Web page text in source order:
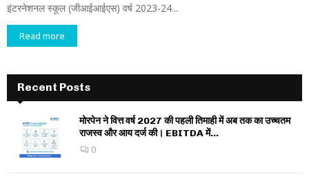
इंटरनेशनल स्कूल (जीआईआईएस) वर्ष 2023-24...
Read more
Recent Posts
मोरपेन ने वित्त वर्ष 2027 की पहली तिमाही में अब तक का उच्चतम
राजस्व और आय दर्ज की। EBITDA में...
0